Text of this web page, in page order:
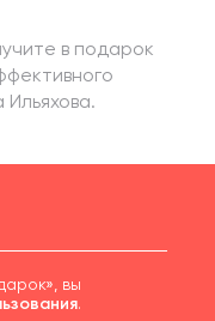
в подарок
Ильяхова.
вы
.